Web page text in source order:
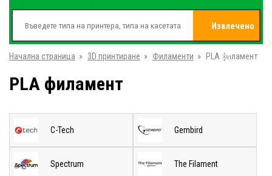
Извлечено
от
Начална страница » 3D принтиране » Филаменти » PLA филамент
PLA филамент
C-Tech Gembird
Spectrum The Filament